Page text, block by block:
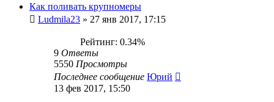
Как поливать крупномеры
Ludmila23 » 27 янв 2017, 17:15
Рейтинг: 0.34%
9 Ответы
5550 Просмотры
Последнее сообщение Юрий
13 фев 2017, 15:50